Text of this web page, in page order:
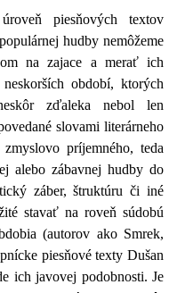
piesňových textov
hudby nemôžeme
na zajace a merať ich
období, ktorých
zďaleka nebol len
slovami literárneho
príjemného, teda
alebo zábavnej hudby do
záber, štruktúru či iné
stavať na roveň súdobú
(autorov ako Smrek,
piesňové texty Dušan
ich javovej podobnosti. Je